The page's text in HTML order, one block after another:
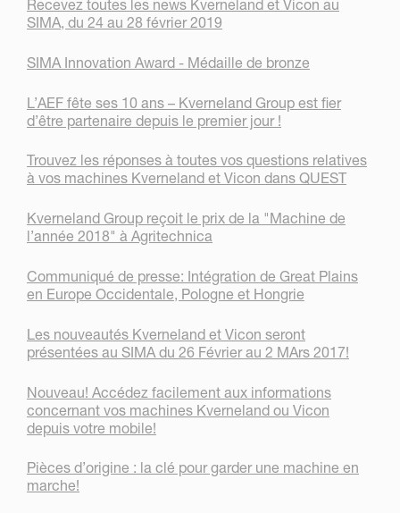
Recevez toutes les news Kverneland et Vicon au
SIMA, du 24 au 28 février 2019
SIMA Innovation Award - Médaille de bronze
L’AEF fête ses 10 ans – Kverneland Group est fier
d’être partenaire depuis le premier jour !
Trouvez les réponses à toutes vos questions relatives
à vos machines Kverneland et Vicon dans QUEST
Kverneland Group reçoit le prix de la "Machine de
l’année 2018" à Agritechnica
Communiqué de presse: Intégration de Great Plains
en Europe Occidentale, Pologne et Hongrie
Les nouveautés Kverneland et Vicon seront
présentées au SIMA du 26 Février au 2 MArs 2017!
Nouveau! Accédez facilement aux informations
concernant vos machines Kverneland ou Vicon
depuis votre mobile!
Pièces d’origine : la clé pour garder une machine en
marche!